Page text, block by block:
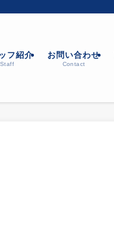
フ紹介
Staff
お問い合わせ
Contact